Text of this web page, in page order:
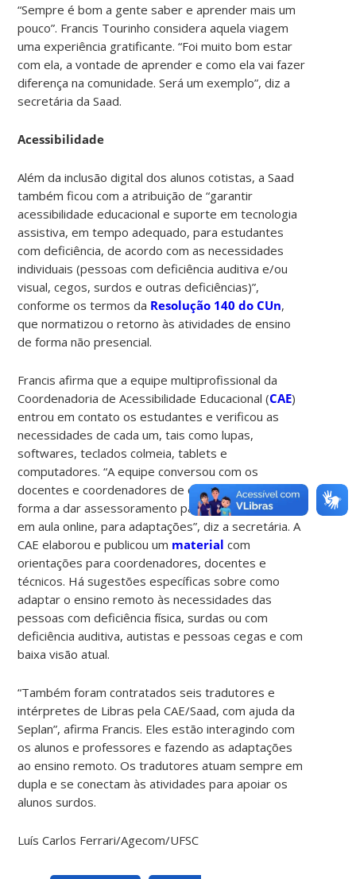
“Sempre é bom a gente saber e aprender mais um
pouco”. Francis Tourinho considera aquela viagem
uma experiência gratificante. “Foi muito bom estar
com ela, a vontade de aprender e como ela vai fazer
diferença na comunidade. Será um exemplo”, diz a
secretária da Saad.
Acessibilidade
Além da inclusão digital dos alunos cotistas, a Saad
também ficou com a atribuição de “garantir
acessibilidade educacional e suporte em tecnologia
assistiva, em tempo adequado, para estudantes
com deficiência, de acordo com as necessidades
individuais (pessoas com deficiência auditiva e/ou
visual, cegos, surdos e outras deficiências)”,
conforme os termos da Resolução 140 do CUn,
que normatizou o retorno às atividades de ensino
de forma não presencial.
Francis afirma que a equipe multiprofissional da
Coordenadoria de Acessibilidade Educacional (CAE)
entrou em contato os estudantes e verificou as
necessidades de cada um, tais como lupas,
softwares, teclados colmeia, tablets e
computadores. “A equipe conversou com os
docentes e coordenadores de cada estudante de
forma a dar assessoramento para o atendimento
em aula online, para adaptações”, diz a secretária. A
CAE elaborou e publicou um materialcom
orientações para coordenadores, docentes e
técnicos. Há sugestões específicas sobre como
adaptar o ensino remoto às necessidades das
pessoas com deficiência física, surdas ou com
deficiência auditiva, autistas e pessoas cegas e com
baixa visão atual.
“Também foram contratados seis tradutores e
intérpretes de Libras pela CAE/Saad, com ajuda da
Seplan”, afirma Francis. Eles estão interagindo com
os alunos e professores e fazendo as adaptações
ao ensino remoto. Os tradutores atuam sempre em
dupla e se conectam às atividades para apoiar os
alunos surdos.
Luís Carlos Ferrari/Agecom/UFSC